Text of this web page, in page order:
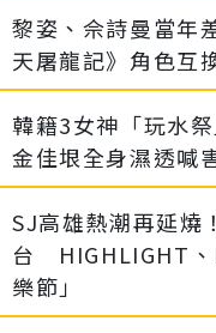
黎姿、佘詩曼當年
天屠龍記》角色
韓籍3女神「玩水
金佳垠全身濕透喊
SJ高雄熱潮再延燒
台 HIGHLIGHT、
樂節」